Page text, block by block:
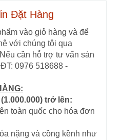
Đặt Hàng
vào giỏ hàng và để
với chúng tôi qua
cần hỗ trợ tư vấn sản
0976 518688 -
trở lên:
toàn quốc cho hóa đơn
nặng và cồng kềnh như